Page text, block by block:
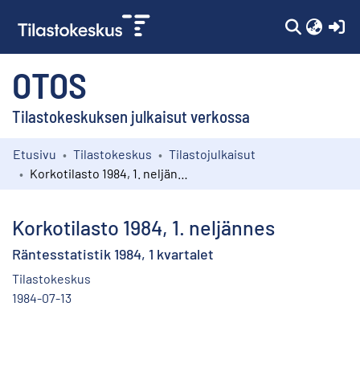
OTOS
Tilastokeskuksen julkaisut verkossa
Kokoelmat
Etusivu Tilastokeskus
Tilastojulkaisut
Korkotilasto 1984, 1. neljännes
Räntesstatistik 1984, 1 kvartalet
Tilastokeskus
1984-07-13